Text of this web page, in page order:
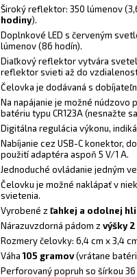
Široký reflektor: 350 lúmenov
hodiny).
Doplnkové LED s červeným
lúmenov (86 hodín).
Diaľkový reflektor vytvára
reflektor svieti až do
Čelovka je dodávaná s
Na napájanie je možné núdzovo
batériu typu CR123A (nesnažte
Digitálna regulácia výkonu,
Nabíjanie cez USB-C konektor,
použití adaptéra aspoň 5 V/1 A.
Jednoduché ovládanie jedným
Čelovku je možné naklápať v
svietenia.
Vyrobené zľahkej a odolnej
Nárazuvzdorná pádom zvýšky
Rozmery čelovky: 6,4 cm x 3,4
Váha105 gramov(vrátane
Perforovaný popruh so šírkou